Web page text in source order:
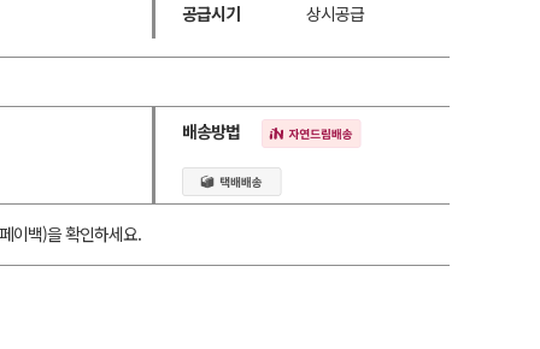
공급시기 상시공급
배송방법
이백)을 확인하세요.